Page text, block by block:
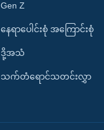
Gen Z
နေရာပေါင်းစုံ အကြောင်းစုံ
ဒို့အသံ
သက်တံရောင်သတင်းလွှာ